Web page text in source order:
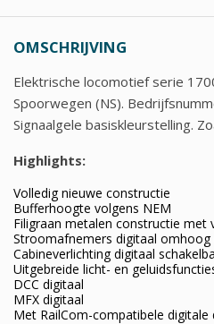
OMSCHRIJVING
Elektrische locomotief serie
Spoorwegen (NS).
Signaalgele basiskleurstelling.
Highlights:
Volledig nieuwe constructie
Bufferhoogte volgens NEM
Filigraan metalen constructie met
Stroomafnemers digitaal omhoog
Cabineverlichting digitaal
Uitgebreide licht- en
DCC digitaal
MFX digitaal
Met RailCom-compatibele digitale